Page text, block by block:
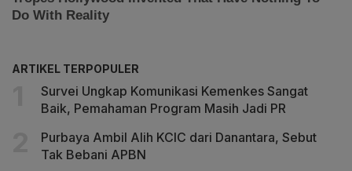
ARTIKEL TERPOPULER
Survei Ungkap Komunikasi Kemenkes Sangat
Baik, Pemahaman Program Masih Jadi PR
Purbaya Ambil Alih KCIC dari Danantara, Sebut
Tak Bebani APBN